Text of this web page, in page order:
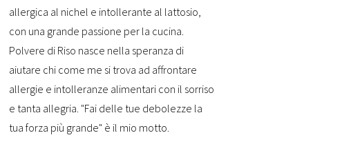
allergica al nichel e intollerante al lattosio,
con una grande passione per la cucina.
Polvere di Riso nasce nella speranza di
aiutare chi come me si trova ad affrontare
allergie e intolleranze alimentari con il sorriso
e tanta allegria. "Fai delle tue debolezze la
tua forza più grande" è il mio motto.